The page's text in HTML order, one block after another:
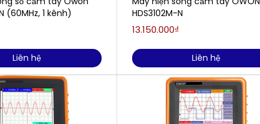
(60MHz, 1 kênh)
Liên hệ
HDS3102M-N
13.150.000₫
Liên hệ